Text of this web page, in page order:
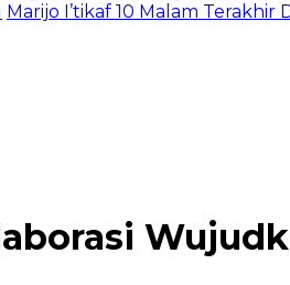
Marijo I’tikaf 10 Malam